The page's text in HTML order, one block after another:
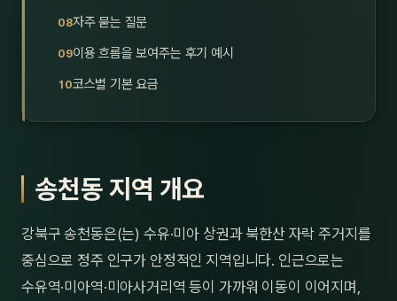
울산
제주
24
남성
자주 묻는 질문
이용 흐름을 보여주는 후기 예시
코스별 기본 요금
송천동 지역 개요
강북구 송천동은(는) 수유·미아 상권과 북한산 자락 주거지를
중심으로 정주 인구가 안정적인 지역입니다. 인근으로는
수유역·미아역·미아사거리역 등이 가까워 이동이 이어지며,